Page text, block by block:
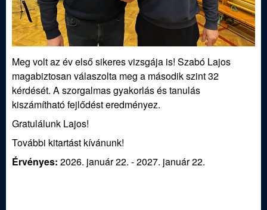
r
á
s
Meg volt az év első sikeres vizsgája is! Szabó Lajos
magabiztosan válaszolta meg a második szint 32
kérdését. A szorgalmas gyakorlás és tanulás
kiszámítható fejlődést eredményez.
Gratulálunk Lajos!
További kitartást kívánunk!
Érvényes: 2026. január 22. -2027. január 22.